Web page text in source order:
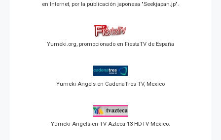
en Internet, por la publicación japonesa "Seekjapan.jp".
Yumeki.org, promocionado en FiestaTV de España
Yumeki Angels en CadenaTres TV, Mexico
Yumeki Angels en TV Azteca 13 HDTV Mexico.